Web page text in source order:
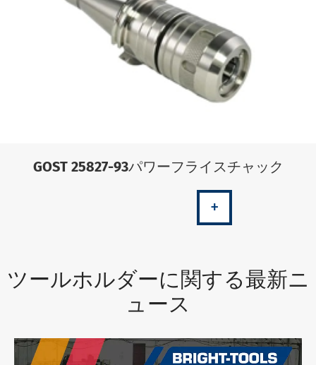
GOST 25827-93パワーフライスチャック
+
ツールホルダーに関する最新ニ
ュース